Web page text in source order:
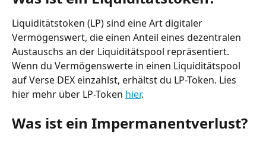
Liquiditätstoken (LP) sind eine Art digitaler
Vermögenswert, die einen Anteil eines dezentralen
Austauschs an der Liquiditätspool repräsentiert.
Wenn du Vermögenswerte in einen Liquiditätspool
auf Verse DEX einzahlst, erhältst du LP-Token. Lies
hier mehr über LP-Token hier.
Was ist ein Impermanentverlust?